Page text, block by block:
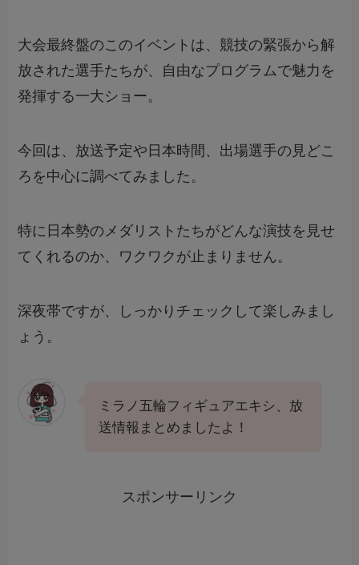
大会最終盤のこのイベントは、競技の緊張から解
放された選手たちが、自由なプログラムで魅力を
発揮する一大ショー。
今回は、放送予定や日本時間、出場選手の見どこ
ろを中心に調べてみました。
特に日本勢のメダリストたちがどんな演技を見せ
てくれるのか、ワクワクが止まりません。
深夜帯ですが、しっかりチェックして楽しみまし
ょう。
ミラノ五輪フィギュアエキシ、放
送情報まとめましたよ！
スポンサーリンク